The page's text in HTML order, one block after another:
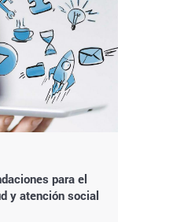
para el
y atención social